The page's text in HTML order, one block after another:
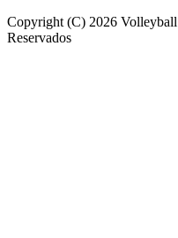
Copyright (C) 2026
Reservados